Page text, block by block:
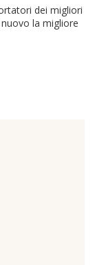
dei migliori
la migliore